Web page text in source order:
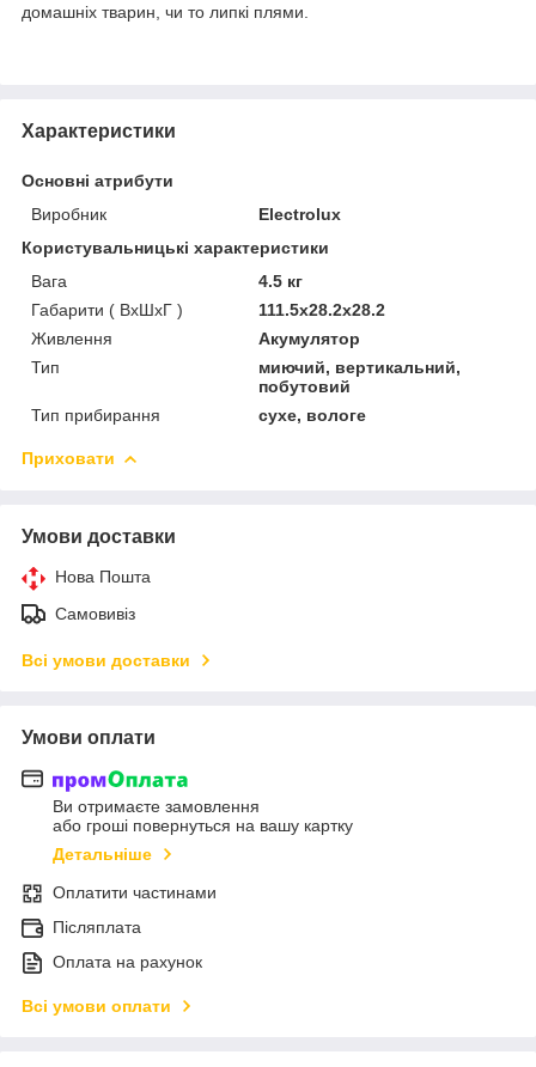
домашніх тварин, чи то липкі плями.
Характеристики
Основні атрибути
Виробник
Electrolux
Користувальницькі характеристики
Вага
4.5 кг
Габарити ( ВxШxГ )
111.5x28.2x28.2
Живлення
Акумулятор
Тип
миючий, вертикальний,
побутовий
Тип прибирання
сухе, вологе
Приховати
Умови доставки
Нова Пошта
Самовивіз
Всі умови доставки
Умови оплати
Ви отримаєте замовлення
або гроші повернуться на вашу картку
Детальніше
Оплатити частинами
Післяплата
Оплата на рахунок
Всі умови оплати